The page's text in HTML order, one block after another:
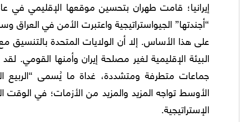
“أجندتها” الجيواستراتيجية واعتبرت الأمن في العراق
علی هذا الأساس. إلا أن الولايات المتحدة
البيئة الإقليمية لغير مصلحة إيران وأمنها
جماعات متطرفة ومتشددة، غداة ما يُسمى “الربيع
الأوسط تواجه المزيد والمزيد من الأزمات؛ في
الإستراتيجية.